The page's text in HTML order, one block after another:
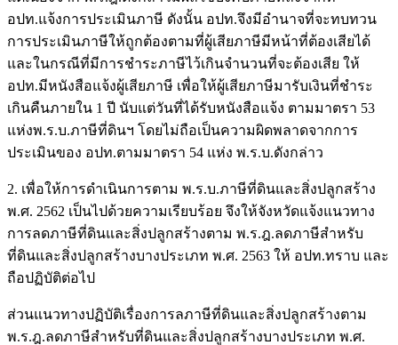
อปท.แจ้งการประเมินภาษี ดังนั้น อปท.จึงมีอำนาจที่จะทบทวน
การประเมินภาษีให้ถูกต้องตามที่ผู้เสียภาษีมีหน้าที่ต้องเสียได้
และในกรณีที่มีการชำระภาษีไว้เกินจำนวนที่จะต้องเสีย ให้
อปท.มีหนังสือแจ้งผู้เสียภาษี เพื่อให้ผู้เสียภาษีมารับเงินที่ชำระ
เกินคืนภายใน 1 ปี นับแต่วันที่ได้รับหนังสือแจ้ง ตามมาตรา 53
แห่งพ.ร.บ.ภาษีที่ดินฯ โดยไม่ถือเป็นความผิดพลาดจากการ
ประเมินของ อปท.ตามมาตรา 54 แห่ง พ.ร.บ.ดังกล่าว
2. เพื่อให้การดำเนินการตาม พ.ร.บ.ภาษีที่ดินและสิ่งปลูกสร้าง
พ.ศ. 2562 เป็นไปด้วยความเรียบร้อย จึงให้จังหวัดแจ้งแนวทาง
การลดภาษีที่ดินและสิ่งปลูกสร้างตาม พ.ร.ฎ.ลดภาษีสำหรับ
ที่ดินและสิ่งปลูกสร้างบางประเภท พ.ศ. 2563 ให้ อปท.ทราบ และ
ถือปฏิบัติต่อไป
ส่วนแนวทางปฏิบัติเรื่องการลภาษีที่ดินและสิ่งปลูกสร้างตาม
พ.ร.ฎ.ลดภาษีสำหรับที่ดินและสิ่งปลูกสร้างบางประเภท พ.ศ.